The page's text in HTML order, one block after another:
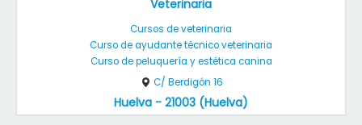
Veterinaria
Cursos de veterinaria
Curso de ayudante técnico veterinaria
Curso de peluquería y estética canina
C/ Berdigón 16
Huelva - 21003 (Huelva)